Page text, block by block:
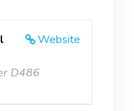
Website
D486